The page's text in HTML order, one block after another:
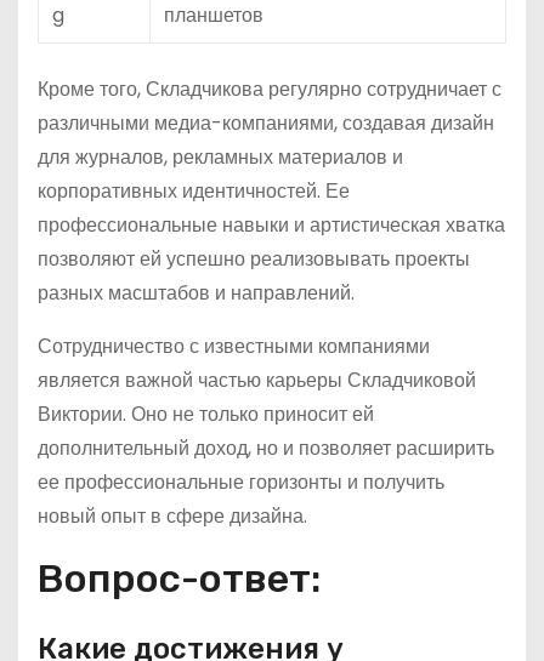
g
планшетов
Кроме того, Складчикова регулярно сотрудничает с
различными медиа-компаниями, создавая дизайн
для журналов, рекламных материалов и
корпоративных идентичностей. Ее
профессиональные навыки и артистическая хватка
позволяют ей успешно реализовывать проекты
разных масштабов и направлений.
Сотрудничество с известными компаниями
является важной частью карьеры Складчиковой
Виктории. Оно не только приносит ей
дополнительный доход, но и позволяет расширить
ее профессиональные горизонты и получить
новый опыт в сфере дизайна.
Вопрос-ответ:
Какие достижения у